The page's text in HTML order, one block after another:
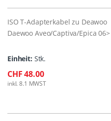
ISO T-Adapterkabel zu Deawoo
Daewoo Aveo/Captiva/Epica 06>
Einheit: Stk.
CHF 48.00
inkl. 8.1 MWST